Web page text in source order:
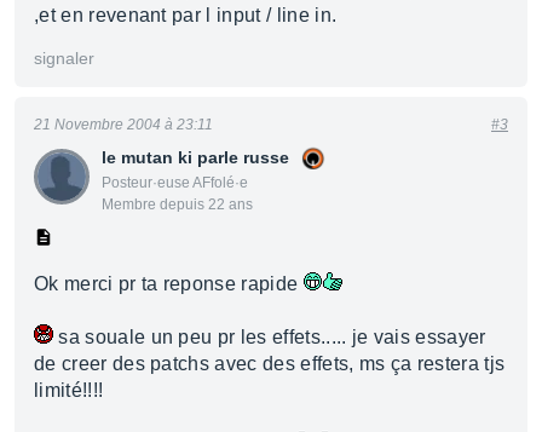
,et en revenant par l input / line in.
signaler
le mutan ki parle russe
Posteur·euse AFfolé·e
Membre depuis 22 ans
21 Novembre 2004 à 23:11 #3
Ok merci pr ta reponse rapide
sa souale un peu pr les effets..... je vais essayer
de creer des patchs avec des effets, ms ça restera tjs
limité!!!!